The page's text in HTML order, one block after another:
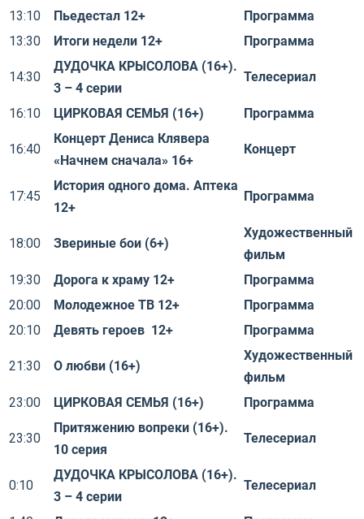
13:10 Пьедестал 12+
Программа
13:30
Итоги недели 12+ Программа
14:30
ДУДОЧКА КРЫСОЛОВА (16+).
3 – 4 серии
Телесериал
16:10 ЦИРКОВАЯ СЕМЬЯ (16+) Программа
16:40
Концерт Дениса Клявера
«Начнем сначала» 16+
Концерт
17:45
История одного дома. Аптека
12+
Программа
18:00 Звериные бои (6+)
Художественный
фильм
19:30
Дорога к храму 12+
Программа
20:00
Молодежное ТВ 12+
Программа
20:10
Девять героев 12+ Программа
21:30 О любви (16+)
Художественный
фильм
23:00
ЦИРКОВАЯ СЕМЬЯ (16+) Программа
23:30
Притяжению вопреки (16+).
10 серия
Телесериал
0:10
ДУДОЧКА КРЫСОЛОВА (16+).
3 – 4 серии
Телесериал